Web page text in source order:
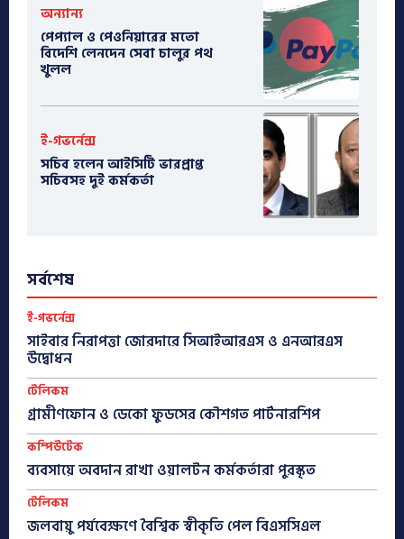
অন্যান্য
পেপ্যাল ও পেওনিয়ারের মতো
বিদেশি লেনদেন সেবা চালুর পথ
খুলল
ই-গভর্নেন্স
সচিব হলেন আইসিটি ভারপ্রাপ্ত
সচিবসহ দুই কর্মকর্তা
সর্বশেষ
ই-গভর্নেন্স
সাইবার নিরাপত্তা জোরদারে সিআইআরএস ও এনআরএস
উদ্বোধন
টেলিকম
গ্রামীণফোন ও ডেকো ফুডসের কৌশগত পার্টনারশিপ
কম্পিউটেক
ব্যবসায়ে অবদান রাখা ওয়ালটন কর্মকর্তারা পুরস্কৃত
টেলিকম
জলবায়ু পর্যবেক্ষণে বৈশ্বিক স্বীকৃতি পেল বিএসসিএল